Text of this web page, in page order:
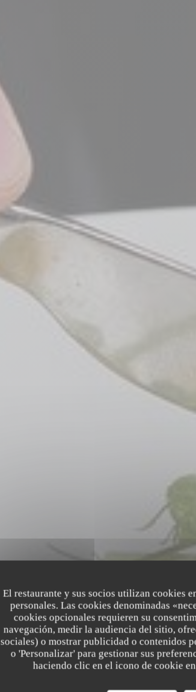
El restaurante y sus socios utilizan cookies
personales. Las cookies denominadas
cookies opcionales requieren su
navegación, medir la audiencia del sitio,
sociales) o mostrar publicidad o contenidos
o 'Personalizar' para gestionar sus
haciendo clic en el icono de cookie